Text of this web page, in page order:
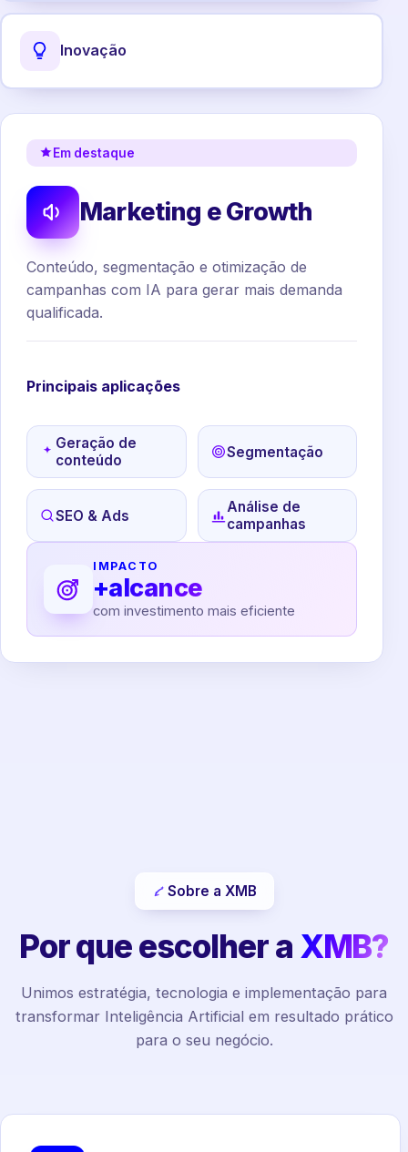
Inovação
Em destaque
Marketing e Growth
Conteúdo, segmentação e otimização de
campanhas com IA para gerar mais demanda
qualificada.
Principais aplicações
Geração de
conteúdo
Segmentação
SEO & Ads
Análise de
campanhas
IMPACTO
+alcance
com investimento mais eficiente
Sobre a XMB
Por que escolher a XMB?
Unimos estratégia, tecnologia e implementação para
transformar Inteligência Artificial em resultado prático
para o seu negócio.